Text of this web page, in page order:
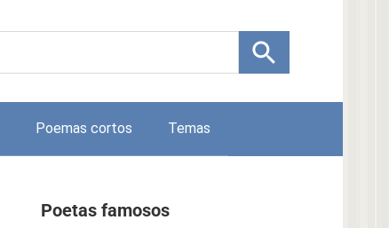
Poemas cortos Temas
Poetas famosos